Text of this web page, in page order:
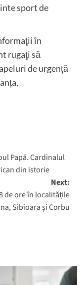
sport de
în
rugaţi să
de urgență
Papă. Cardinalul
din istorie
Next:
de ore în localitățile
Sibioara și Corbu